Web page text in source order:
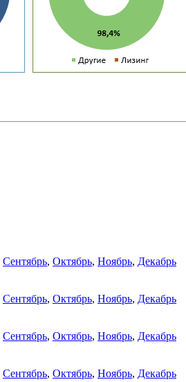
Сентябрь, Октябрь, Ноябрь, Декабрь
Сентябрь, Октябрь, Ноябрь, Декабрь
Сентябрь, Октябрь, Ноябрь, Декабрь
Сентябрь, Октябрь, Ноябрь, Декабрь